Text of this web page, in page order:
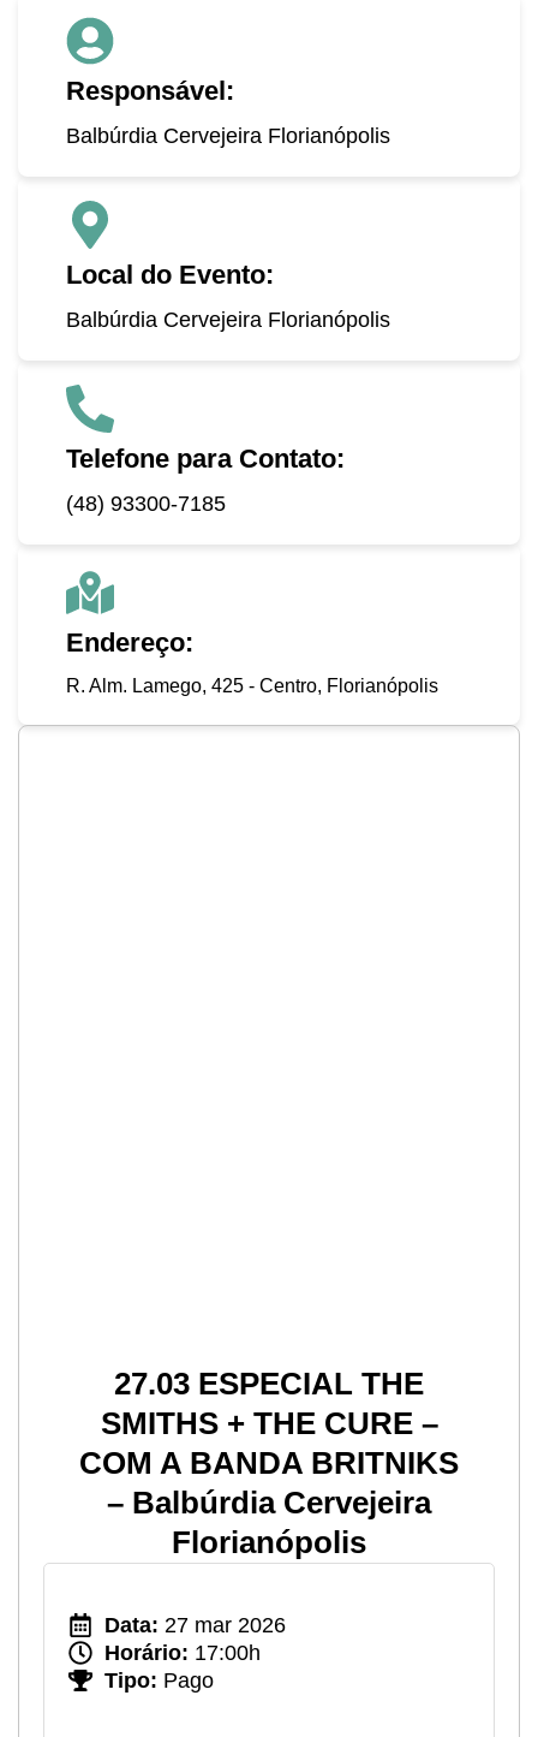
Responsável:
Balbúrdia Cervejeira Florianópolis
Local do Evento:
Balbúrdia Cervejeira Florianópolis
Telefone para Contato:
(48) 93300-7185
Endereço:
R. Alm. Lamego, 425 - Centro, Florianópolis
27.03 ESPECIAL THE
SMITHS + THE CURE –
COM A BANDA BRITNIKS
– Balbúrdia Cervejeira
Florianópolis
Data: 27 mar 2026
Horário: 17:00h
Tipo: Pago